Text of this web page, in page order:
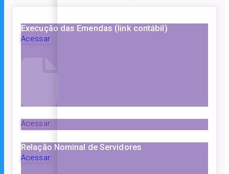
Execução das Emendas (link contábil)
Acessar
Acessar
Relação Nominal de Servidores
Acessar